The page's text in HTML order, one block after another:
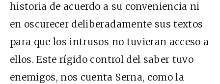
historia de acuerdo a su conveniencia ni
en oscurecer deliberadamente sus textos
para que los intrusos no tuvieran acceso a
ellos. Este rígido control del saber tuvo
enemigos, nos cuenta Serna, como la